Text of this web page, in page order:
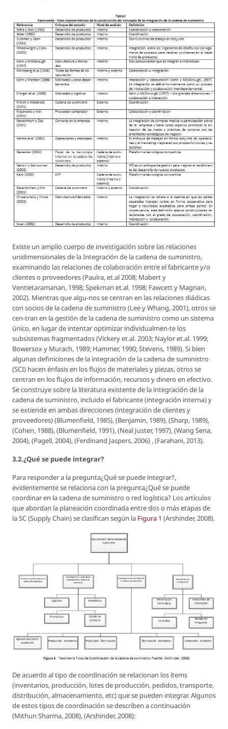
Existe un amplio cuerpo de investigación sobre las relaciones
unidimensionales de la Integración de la cadena de suministro,
examinando las relaciones de colaboración entre el fabricante y/o
clientes o proveedores (Paulra, et.al 2008; Mabert y
Ventietaramanan, 1998; Spekman et.al. 1998; Fawcett y Magnan,
2002). Mientras que algu-nos se centran en las relaciones diádicas
con socios de la cadena de suministro (Lee y Whang, 2001), otros se
cen-tran en la gestión de la cadena de suministro como un sistema
único, en lugar de intentar optimizar individualmen-te los
subsistemas fragmentados (Vickery et.al. 2003; Naylor et.al. 1999;
Bowersox y Murach, 1989; Hammer, 1990; Stevens, 1989). Si bien
algunas definiciones de la integración de la cadena de suministro
(SCI) hacen énfasis en los flujos de materiales y piezas, otros se
centran en los flujos de información, recursos y dinero en efectivo.
Se construye sobre la literatura existente de la integración de la
cadena de suministro, incluido el fabricante (integración interna) y
se extiende en ambas direcciones (integración de clientes y
proveedores) (Blumenfield, 1985), (Benjamin, 1989), (Sharp, 1989),
(Cohen, 1988), (Blumenfield, 1991), (Neal Juster, 1997), (Wang Sena,
2004), (Pagell, 2004), (Ferdinand Jaspers, 2006) , (Farahani, 2013).
3.2.¿Qué se puede integrar?
Para responder a la pregunta¿Qué se puede integrar?,
evidentemente se relaciona con la pregunta¿Qué se puede
coordinar en la cadena de suministro o red logística? Los artículos
que abordan la planeación coordinada entre dos o más etapas de
la SC (Supply Chain) se clasifican según la Figura 1 (Arshinder, 2008).
De acuerdo al tipo de coordinación se relacionan los ítems
(inventarios, producción, lotes de producción, pedidos, transporte,
distribución, almacenamiento, etc) que se pueden integrar. Algunos
de estos tipos de coordinación se describen a continuación
(Mithun Sharma, 2008), (Arshinder, 2008):